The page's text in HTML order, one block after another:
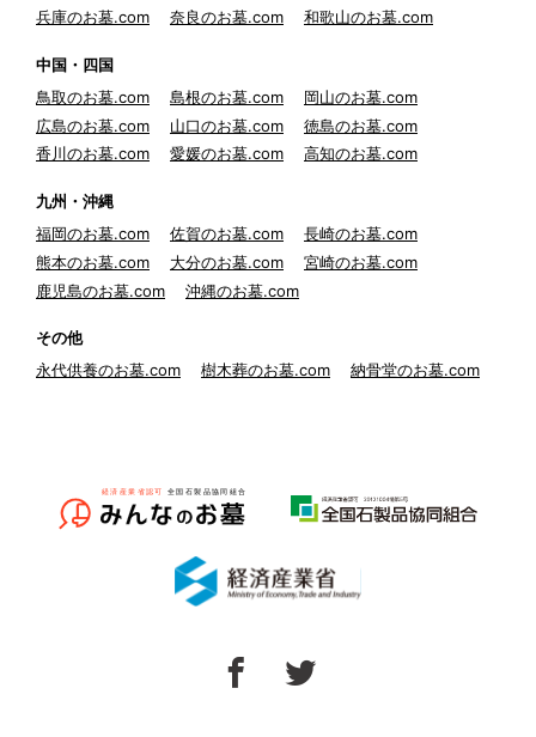
兵庫のお墓.com
奈良のお墓.com 和歌山のお墓.com
中国・四国
鳥取のお墓.com
島根のお墓.com
岡山のお墓.com
広島のお墓.com
山口のお墓.com
徳島のお墓.com
香川のお墓.com
愛媛のお墓.com 高知のお墓.com
九州・沖縄
福岡のお墓.com
佐賀のお墓.com
長崎のお墓.com
熊本のお墓.com
大分のお墓.com
宮崎のお墓.com
鹿児島のお墓.com
沖縄のお墓.com
その他
永代供養のお墓.com
樹木葬のお墓.com 納骨堂のお墓.com